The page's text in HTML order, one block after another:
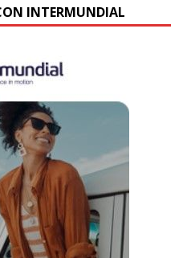
INTERMUNDIAL